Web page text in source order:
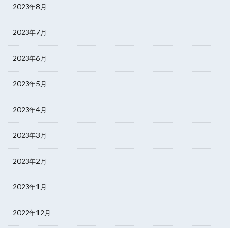
2023年8月
2023年7月
2023年6月
2023年5月
2023年4月
2023年3月
2023年2月
2023年1月
2022年12月